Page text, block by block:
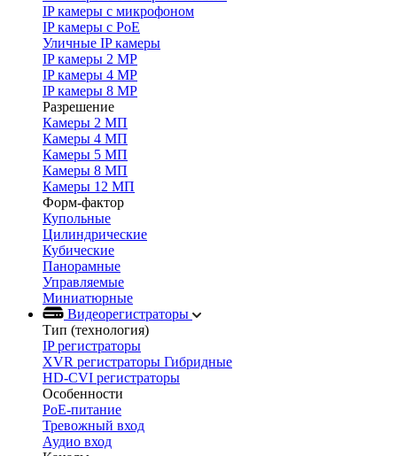
IP камеры с микрофоном
IP камеры с PoE
Уличные IP камеры
IP камеры 2 MP
IP камеры 4 MP
IP камеры 8 MP
Разрешение
Камеры 2 МП
Камеры 4 МП
Камеры 5 МП
Камеры 8 МП
Камеры 12 МП
Форм-фактор
Купольные
Цилиндрические
Кубические
Панорамные
Управляемые
Миниатюрные
Видеорегистраторы
Тип (технология)
IP регистраторы
XVR регистраторы Гибридные
HD-CVI регистраторы
Особенности
PoE-питание
Тревожный вход
Аудио вход